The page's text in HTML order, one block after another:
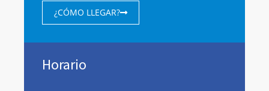
¿CÓMO LLEGAR?
Horario